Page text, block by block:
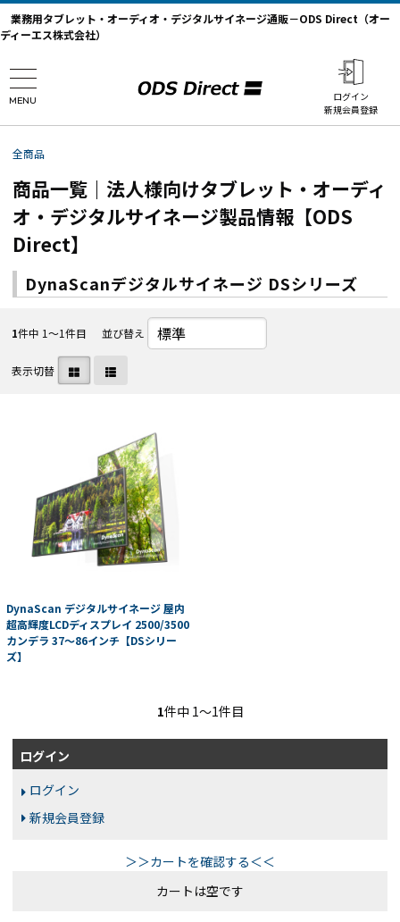
業務用タブレット・オーディオ・デジタルサイネージ通販－ODS Direct（オー
ディーエス株式会社）
MENU
ログイン
新規会員登録
全商品
商品一覧｜法人様向けタブレット・オーディ
オ・デジタルサイネージ製品情報【ODS
Direct】
DynaScanデジタルサイネージ DSシリーズ
1件中 1〜1件目 並び替え
表示切替
DynaScan デジタルサイネージ 屋内
超高輝度LCDディスプレイ 2500/3500
カンデラ 37～86インチ【DSシリー
ズ】
1件中 1〜1件目
ログイン
ログイン
新規会員登録
＞＞カートを確認する＜＜
カートは空です